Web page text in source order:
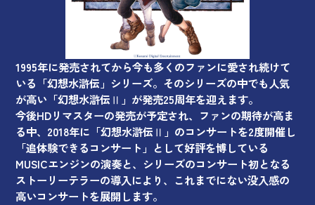
1995年に発売されてから今も多くのファンに愛され続けて
いる「幻想水滸伝」シリーズ。そのシリーズの中でも人気
が高い「幻想水滸伝Ⅱ」が発売25周年を迎えます。
今後HDリマスターの発売が予定され、ファンの期待が高ま
る中、2018年に「幻想水滸伝Ⅱ」のコンサートを2度開催し
「追体験できるコンサート」として好評を博している
MUSICエンジンの演奏と、シリーズのコンサート初となる
ストーリーテラーの導入により、これまでにない没入感の
高いコンサートを展開します。